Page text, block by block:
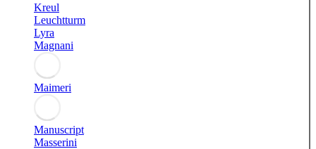
Kreul
Leuchtturm
Lyra
Magnani
Maimeri
Manuscript
Masserini